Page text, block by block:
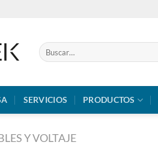
Buscar
por:
SERVICIOS PRODUCTOS
Y VOLTAJE